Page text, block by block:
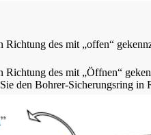
des mit „offen“
des mit „Öffnen“
den Bohrer-Sicherungsring